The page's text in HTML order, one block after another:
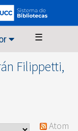
☰
Filippetti,
Atom